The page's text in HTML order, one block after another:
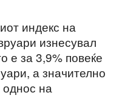
индекс на
изнесувал
е за 3,9% повеќе
а значително
на